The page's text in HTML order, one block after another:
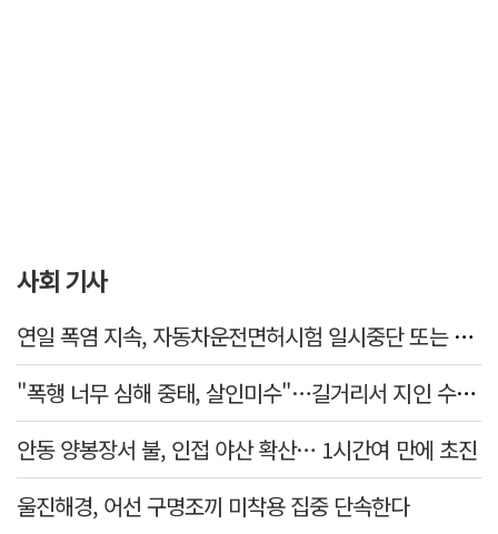
사회 기사
연일 폭염 지속, 자동차운전면허시험 일시중단 또는 축소 운영
"폭행 너무 심해 중태, 살인미수"…길거리서 지인 수십회 때린 50대 '긴급체포'
안동 양봉장서 불, 인접 야산 확산… 1시간여 만에 초진
울진해경, 어선 구명조끼 미착용 집중 단속한다